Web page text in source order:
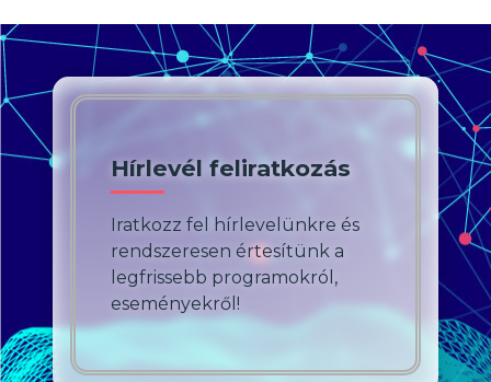
Hírlevél feliratkozás
Iratkozz fel hírlevelünkre és
rendszeresen értesítünk a
legfrissebb programokról,
eseményekről!